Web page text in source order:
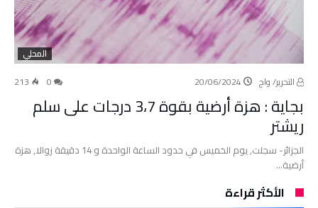
المحلي
التحرير/ واج
20/06/2024
213
بجاية : هزة أرضية بقوة 3،7 درجات على سلم
ريشتر
الجزائر- سجلت, يوم الخميس في حدود الساعة الواحدة و 14 دقيقة زوالا, هزة
أرضية…
الأكثر قراءة